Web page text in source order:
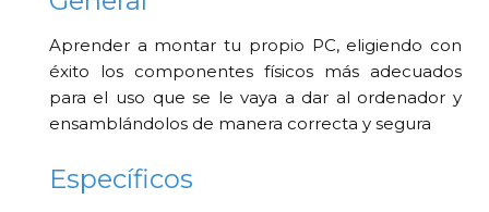
Aprender a montar tu propio PC, eligiendo con
éxito los componentes físicos más adecuados
para el uso que se le vaya a dar al ordenador y
ensamblándolos de manera correcta y segura
Específicos